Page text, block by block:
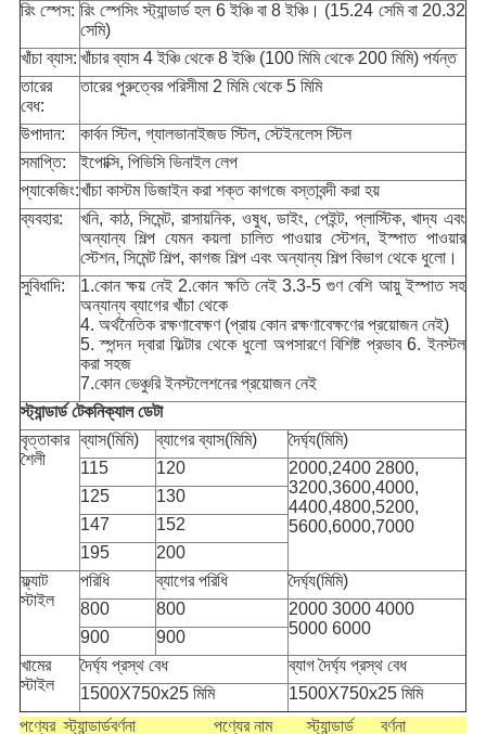
রিং স্পেস: রিং স্পেসিং স্ট্যান্ডার্ড হল 6 ইঞ্চি বা 8 ইঞ্চি। (15.24 সেমি বা 20.32
সেমি)
খাঁচা ব্যাস: খাঁচার ব্যাস 4 ইঞ্চি থেকে 8 ইঞ্চি (100 মিমি থেকে 200 মিমি) পর্যন্ত
তারের
বেধ:
তারের পুরুত্বের পরিসীমা 2 মিমি থেকে 5 মিমি
উপাদান:
কার্বন স্টিল, গ্যালভানাইজড স্টিল, স্টেইনলেস স্টিল
সমাপ্তি:
ইপোক্সি, পিভিসি ভিনাইল লেপ
প্যাকেজিং:খাঁচা কাস্টম ডিজাইন করা শক্ত কাগজে বস্তাবন্দী করা হয়
ব্যবহার:
খনি, কাঠ, সিমেন্ট, রাসায়নিক, ওষুধ, ডাইং, পেইন্ট, প্লাস্টিক, খাদ্য এবং
অন্যান্য শিল্প যেমন কয়লা চালিত পাওয়ার স্টেশন, ইস্পাত পাওয়ার
স্টেশন, সিমেন্ট শিল্প, কাগজ শিল্প এবং অন্যান্য শিল্প বিভাগ থেকে ধুলো।
সুবিধাদি:
1.কোন ক্ষয় নেই 2.কোন ক্ষতি নেই 3.3-5 গুণ বেশি আয়ু ইস্পাত সহ
অন্যান্য ব্যাগের খাঁচা থেকে
4. অর্থনৈতিক রক্ষণাবেক্ষণ (প্রায় কোন রক্ষণাবেক্ষণের প্রয়োজন নেই)
5. স্পন্দন দ্বারা ফিল্টার থেকে ধুলো অপসারণে বিশিষ্ট প্রভাব 6. ইনস্টল
করা সহজ
7.কোন ভেঞ্চুরি ইনস্টলেশনের প্রয়োজন নেই
স্ট্যান্ডার্ড টেকনিক্যাল ডেটা
বৃত্তাকার
শৈলী
ব্যাস(মিমি) ব্যাগের ব্যাস(মিমি)
দৈর্ঘ্য(মিমি)
115
120
2000,2400 2800,
3200,3600,4000,
4400,4800,5200,
5600,6000,7000
125
130
147
152
195
200
ফ্ল্যাট
স্টাইল
পরিধি ব্যাগের পরিধি
দৈর্ঘ্য(মিমি)
800
800
2000 3000 4000
5000 6000
900
900
খামের
স্টাইল
দৈর্ঘ্য প্রস্থ বেধ
ব্যাগ দৈর্ঘ্য প্রস্থ বেধ
1500X750x25 মিমি
1500X750x25 মিমি
পণ্যের স্ট্যান্ডার্ডবর্ণনা পণ্যের নাম স্ট্যান্ডার্ড বর্ণনা